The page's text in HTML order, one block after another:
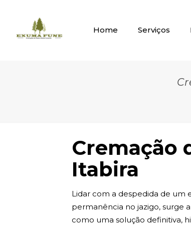
Home Serviços
Cremação
Itabira
Lidar com a despedida de
permanência no jazigo, surge
como uma solução definitiva,